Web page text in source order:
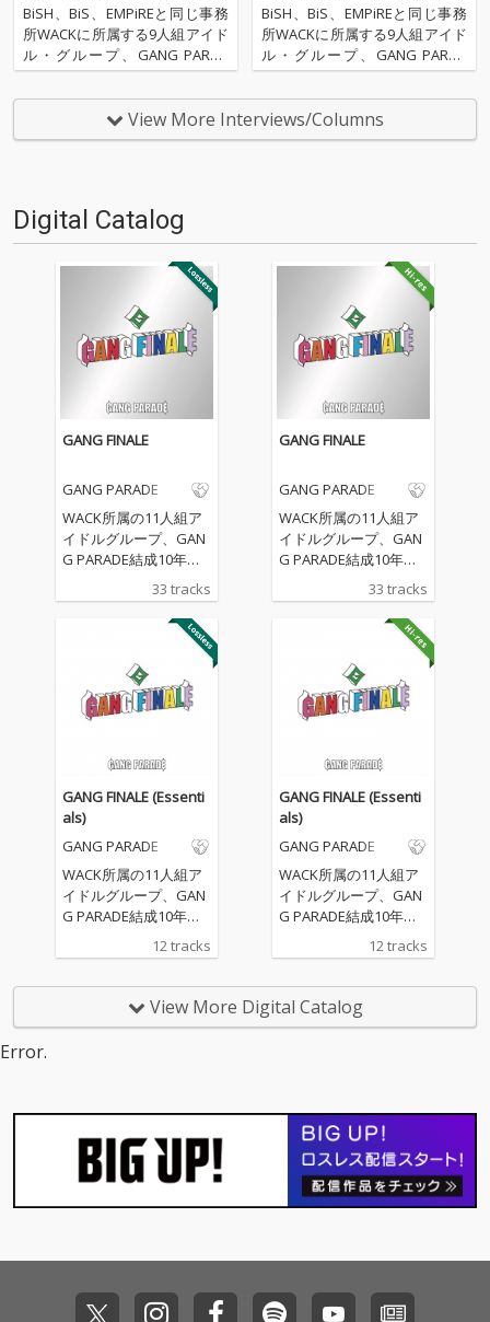
を見せることが恩返しになる」
BiSH、BiS、EMPiREと同じ事務
所WACKに所属する9人組アイド
ル・グループ、GANG PARAD
E。BiSにレンタルトレードして
いたカミヤサキがグループに戻
り、2018年3月12～18日にかけ
て開催された「WACK合同オー
いまの3人の関係性、9人体制、
これからの未来
BiSH、BiS、EMPiREと同じ事務
所WACKに所属する9人組アイド
ル・グループ、GANG PARAD
E。BiSにレンタルトレードして
いたカミヤサキがグループに戻
り、2018年3月12～18日にかけ
て開催された「WACK合同オー
View More Interviews/Columns
Digital Catalog
GANG FINALE
GANG PARADE
WACK所属の11人組ア
イドルグループ、GAN
G PARADE結成10年目
の記念日にリリースさ
れる作品は、GANG PA
RADEの持つ170曲以上
のオリジナル楽曲か
ら、新曲を含む合計33
曲を収録した、彼女た
ちの10年間の歴史が凝
縮された3枚組アルバ
構成されたDisc1、11
人のメンバーが各自1
曲ずつセレクトしたDis
c2に加え、一般投票に
てDisc3の収録曲が決定
した。本アルバム収録
曲のうち、新たに11人
体制として収録する楽
ー11人がボーカルの再
Disc1（リード楽曲）の
レクションを行ってき
た草野華余子が担当し
ている。
33 tracks
GANG FINALE
GANG PARADE
WACK所属の11人組ア
イドルグループ、GAN
G PARADE結成10年目
の記念日にリリースさ
れる作品は、GANG PA
RADEの持つ170曲以上
のオリジナル楽曲か
ら、新曲を含む合計33
曲を収録した、彼女た
ちの10年間の歴史が凝
縮された3枚組アルバ
構成されたDisc1、11
人のメンバーが各自1
曲ずつセレクトしたDis
c2に加え、一般投票に
てDisc3の収録曲が決定
した。本アルバム収録
曲のうち、新たに11人
体制として収録する楽
ー11人がボーカルの再
Disc1（リード楽曲）の
レクションを行ってき
た草野華余子が担当し
ている。
33 tracks
GANG FINALE (Essenti
als)
GANG PARADE
WACK所属の11人組ア
イドルグループ、GAN
G PARADE結成10年目
の記念日6月17日にリ
リースされる「GANG
NG PARADE SO LON
G!!」と11人体制での新
12 tracks
GANG FINALE (Essenti
als)
GANG PARADE
WACK所属の11人組ア
イドルグループ、GAN
G PARADE結成10年目
の記念日6月17日にリ
リースされる「GANG
NG PARADE SO LON
G!!」と11人体制での新
12 tracks
View More Digital Catalog
Error.